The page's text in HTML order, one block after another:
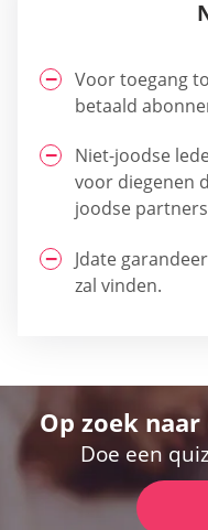
Voor toegang
betaald
Niet-joodse
voor diegenen
joodse
Jdate
zal vinden.
Op zoek
Doe een